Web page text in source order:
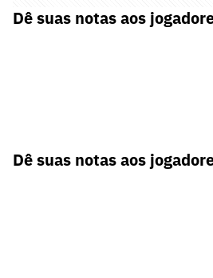
Dê suas notas aos
Dê suas notas aos